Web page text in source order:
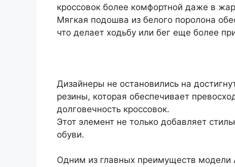
кроссовок более комфортной даже в
Мягкая подошва из белого поролона
что делает ходьбу или бег еще более
Дизайнеры не остановились на
резины, которая обеспечивает
долговечность кроссовок.
Этот элемент не только добавляет
обуви.
Одним из главных преимуществ модели